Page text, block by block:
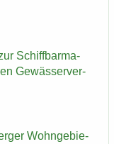
Schiff­bar­ma­
Ge­wäs­ser­ver­
Wohn­ge­bie­